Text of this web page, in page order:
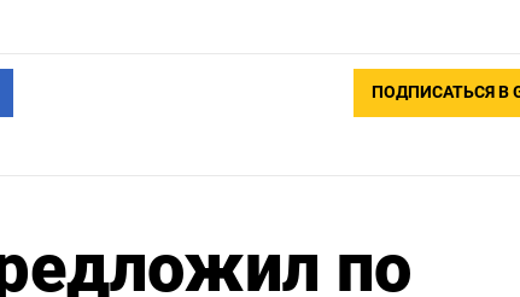
ПОДПИСАТЬСЯ В
по